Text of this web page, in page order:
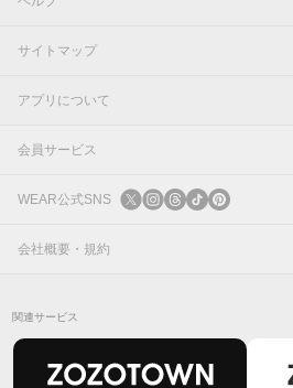
サイトマップ
アプリについて
会員サービス
ログイン
新規会員登録
WEAR公式SNS
X
会社概要・規約
関連サービス